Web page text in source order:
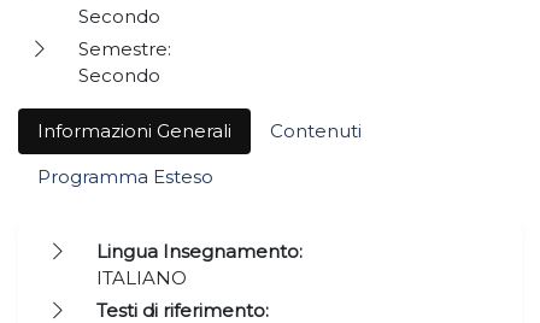
Informazioni Generali
Contenuti
Programma Esteso
Lingua Insegnamento:
ITALIANO
Testi di riferimento:
Secondo
Semestre:
Secondo